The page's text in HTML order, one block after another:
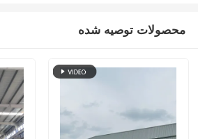
سازه فولادی چند طبقه
محصولات توصیه شده